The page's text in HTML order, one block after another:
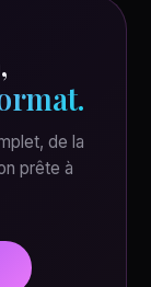
de la
prête à